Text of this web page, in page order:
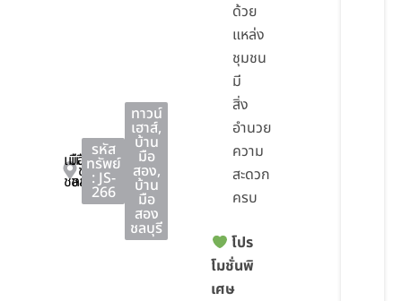
เมือง
ชลบุรี
เมือง
ชลบุรี
ชลบุรี
รหัส
ทรัพย์
: JS-
266
ทาวน์
เฮาส์,
บ้าน
มือ
สอง,
บ้าน
มือ
สอง
ชลบุรี
ด้วย
แหล่ง
ชุมชน
มี
สิ่ง
อำนวย
ความ
สะดวก
ครบ
โปร
โมชั่นพิ
เศษ